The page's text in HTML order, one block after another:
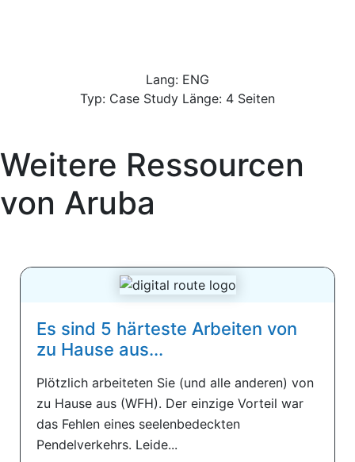
Lang: ENG
Typ: Case Study Länge: 4 Seiten
Weitere Ressourcen
von Aruba
Es sind 5 härteste Arbeiten von
zu Hause aus...
Plötzlich arbeiteten Sie (und alle anderen) von
zu Hause aus (WFH). Der einzige Vorteil war
das Fehlen eines seelenbedeckten
Pendelverkehrs. Leide...